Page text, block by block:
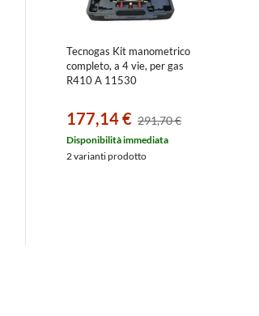
Tecnogas Kit manometrico
completo, a 4 vie, per gas
R410 A 11530
177,14 € 291,70 €
Disponibilità immediata
2 varianti prodotto